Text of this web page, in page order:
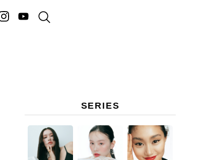
SERIES